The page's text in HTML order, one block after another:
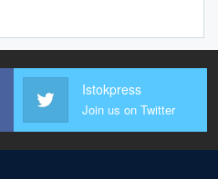
Istokpress
Join us on Twitter